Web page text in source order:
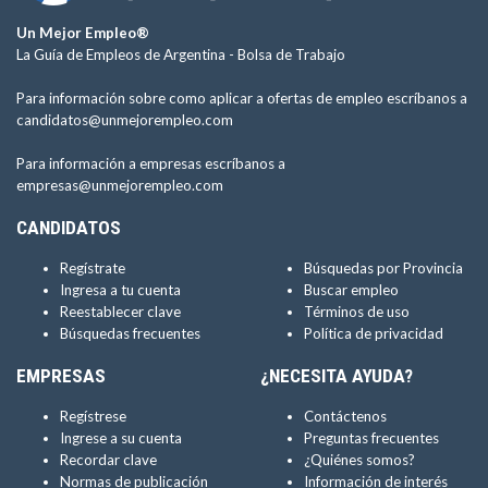
Un Mejor Empleo®
La Guía de Empleos de Argentina - Bolsa de Trabajo
Para información sobre como aplicar a ofertas de empleo escríbanos a
candidatos@unmejorempleo.com
Para información a empresas escríbanos a
empresas@unmejorempleo.com
CANDIDATOS
Regístrate
Ingresa a tu cuenta
Reestablecer clave
Búsquedas frecuentes
Búsquedas por Provincia
Buscar empleo
Términos de uso
Política de privacidad
EMPRESAS
Regístrese
Ingrese a su cuenta
Recordar clave
Normas de publicación
¿NECESITA AYUDA?
Contáctenos
Preguntas frecuentes
¿Quiénes somos?
Información de interés